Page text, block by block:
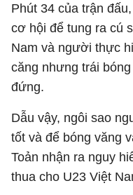
Phút 34 của trận
cơ hội để tung ra cú
Nam và người thực
căng nhưng trái
đứng.
Dẫu vậy, ngôi sao
tốt và để bóng văng
Toản nhận ra nguy
thua cho U23 Việt